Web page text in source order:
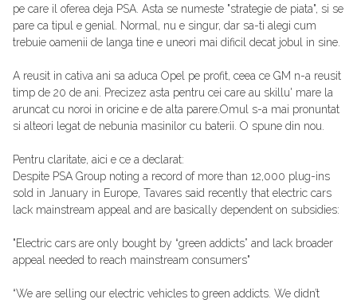
pe care il oferea deja PSA. Asta se numeste "strategie de piata", si se
pare ca tipul e genial. Normal, nu e singur, dar sa-ti alegi cum
trebuie oamenii de langa tine e uneori mai dificil decat jobul in sine.
A reusit in cativa ani sa aduca Opel pe profit, ceea ce GM n-a reusit
timp de 20 de ani. Precizez asta pentru cei care au skillu' mare la
aruncat cu noroi in oricine e de alta parere.Omul s-a mai pronuntat
si alteori legat de nebunia masinilor cu baterii. O spune din nou.
Pentru claritate, aici e ce a declarat:
Despite PSA Group noting a record of more than 12,000 plug-ins
sold in January in Europe, Tavares said recently that electric cars
lack mainstream appeal and are basically dependent on subsidies:
"Electric cars are only bought by “green addicts” and lack broader
appeal needed to reach mainstream consumers"
“We are selling our electric vehicles to green addicts. We didn’t